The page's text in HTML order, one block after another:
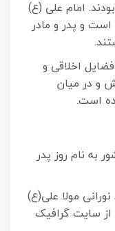
امام علی (ع)
و پدر و مادر
اخلاقی و
و در میان
است.
به نام روز پدر
نورانی مولا علی(ع)
سایت گرافیک